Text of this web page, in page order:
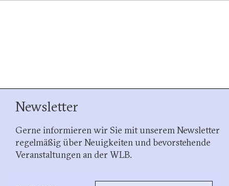
Newsletter
Gerne informieren wir Sie mit unserem Newsletter
regelmäßig über Neuigkeiten und bevorstehende
Veranstaltungen an der WLB.